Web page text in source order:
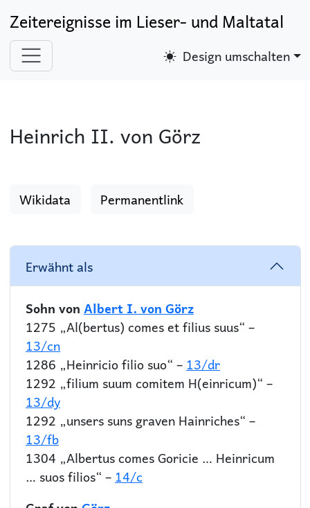
Zeitereignisse im Lieser- und Maltatal
Design umschalten
Heinrich II. von Görz
Wikidata Permanentlink
Erwähnt als
Sohn von Albert I. von Görz
1275 „Al(bertus) comes et filius suus“ –
13/cn
1286 „Heinricio filio suo“ – 13/dr
1292 „filium suum comitem H(einricum)“ –
13/dy
1292 „unsers suns graven Hainriches“ –
13/fb
1304 „Albertus comes Goricie … Heinricum
… suos filios“ – 14/c